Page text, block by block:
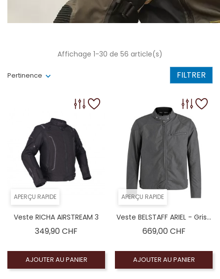
Pertinence FILTRER
Affichage 1-30 de 56 article(s)
APERÇU RAPIDE
Veste RICHA AIRSTREAM 3
349,90 CHF
AJOUTER AU PANIER
APERÇU RAPIDE
Veste BELSTAFF ARIEL - Gris...
669,00 CHFPrix
AJOUTER AU PANIER